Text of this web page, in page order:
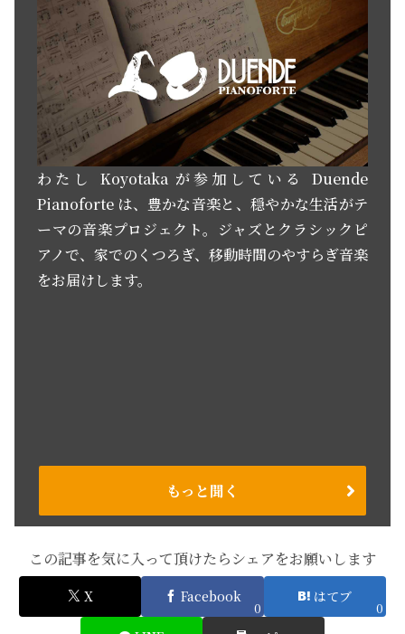
わたし Koyotaka が参加している Duende
Pianoforte は、豊かな音楽と、穏やかな生活がテ
ーマの音楽プロジェクト。ジャズとクラシックピ
アノで、家でのくつろぎ、移動時間のやすらぎ音楽
をお届けします。
もっと聞く
この記事を気に入って頂けたらシェアをお願いします
X Facebook
0
はてブ
0